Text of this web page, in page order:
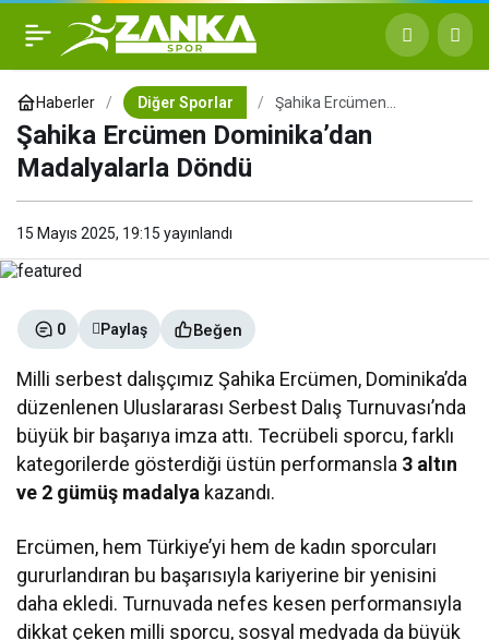
Haberler Diğer Sporlar
Şahika Ercümen
Döndü
Şahika Ercümen Dominika’dan
Madalyalarla Döndü
15 Mayıs 2025, 19:15 yayınlandı
0 Paylaş Beğen
Milli serbest dalışçımız Şahika Ercümen, Dominika’da
düzenlenen Uluslararası Serbest Dalış Turnuvası’nda
büyük bir başarıya imza attı. Tecrübeli sporcu, farklı
kategorilerde gösterdiği üstün performansla 3 altın
ve 2 gümüş madalya kazandı.
Ercümen, hem Türkiye’yi hem de kadın sporcuları
gururlandıran bu başarısıyla kariyerine bir yenisini
daha ekledi. Turnuvada nefes kesen performansıyla
dikkat çeken milli sporcu, sosyal medyada da büyük
Şahika Ercümen
Dominika’dan Madalyalarla
Döndü